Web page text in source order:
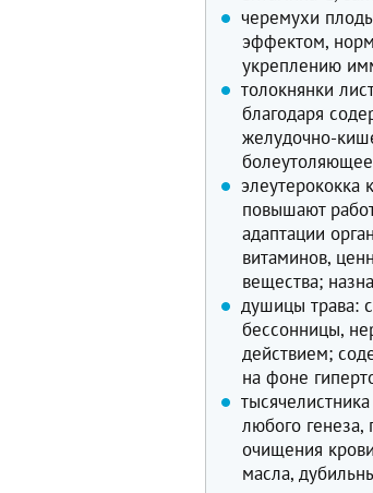
черемухи
эффектом,
укреплению
толокнянки
благодаря
желудочно-
повышают
адаптации
витаминов,
вещества;
душицы трава:
бессонницы,
действием;
на фоне
любого
очищения
масла,